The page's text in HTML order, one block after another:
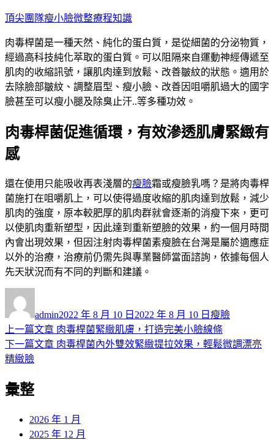
跳
主
要
內
容
頂尖團隊瘦小臉微整療程知識
肉毒桿菌是一種天然、純化的蛋白質，是從細菌的分泌物質，
經過高科技純化萃取的蛋白質。可以阻隔來自運動神經傳遞至
肌肉的收縮訊號，讓肌肉達到放鬆、改善皺紋的狀態。適用於
去除臉部皺紋、調整眉型、瘦小臉、改善因咀嚼肌過大的國字
臉甚至可以瘦小腿及除臭止汗..等多種功效。
肉毒桿菌促進循環，有效滲透肌膚緊緻有
感
還在使用只能吸收再表淺層的瘦臉霜或瘦臉乳嗎？是將肉毒桿
菌施打在咀嚼肌上，可以使得過度收縮的肌肉達到放鬆，減少
肌肉的強度，原本較肥厚的肌肉群就會逐漸的消瘦下來，更可
以使肌肉重新塑型，因此達到重新塑臉的效果，約一個月時間
內會出現效果，但因注射肉毒桿菌素瘦臉在台灣是屬於適應症
以外的治療，治療前仍需先與專業醫師當面諮詢，依據每個人
先天狀況而有不同的判斷和建議。
者
admin佈
日
期:
2022 年 8 月 10 日 2022 年 8 月 10 日 類
瘦臉
文
章
覽
上一篇文章 上
一
肉毒桿菌緊緻肌膚，打造完美小臉線條
下一篇文章 下
肉毒桿菌內外雙效緊緻提拉效果，輕鬆微調漂亮
精緻臉
彙整
2026 年 1 月
2025 年 12 月